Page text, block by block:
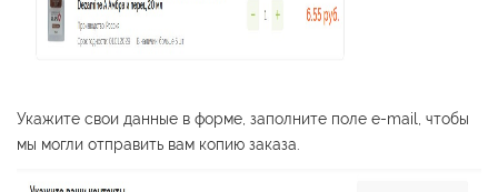
Укажите свои данные в форме, заполните поле e-mail, чтобы
мы могли отправить вам копию заказа.